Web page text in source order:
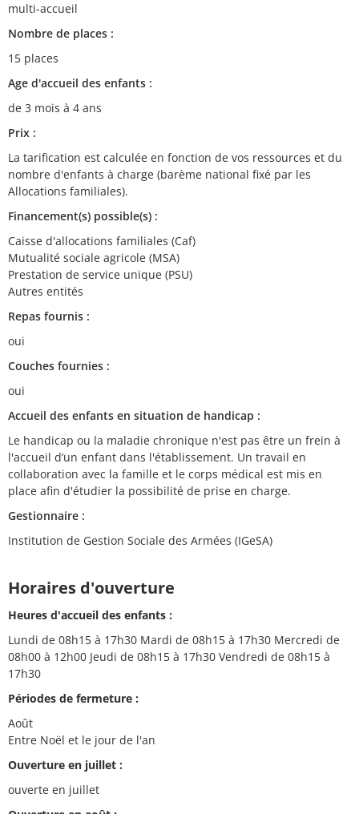
multi-accueil
Nombre de places :
15 places
Age d'accueil des enfants :
de 3 mois à 4 ans
Prix :
La tarification est calculée en fonction de vos ressources et du
nombre d'enfants à charge (barème national fixé par les
Allocations familiales).
Financement(s) possible(s) :
Caisse d'allocations familiales (Caf)
Mutualité sociale agricole (MSA)
Prestation de service unique (PSU)
Autres entités
Repas fournis :
oui
Couches fournies :
oui
Accueil des enfants en situation de handicap :
Le handicap ou la maladie chronique n'est pas être un frein à
l'accueil d’un enfant dans l'établissement. Un travail en
collaboration avec la famille et le corps médical est mis en
place afin d'étudier la possibilité de prise en charge.
Gestionnaire :
Institution de Gestion Sociale des Armées (IGeSA)
Horaires d'ouverture
Heures d'accueil des enfants :
Lundi de 08h15 à 17h30 Mardi de 08h15 à 17h30 Mercredi de
08h00 à 12h00 Jeudi de 08h15 à 17h30 Vendredi de 08h15 à
17h30
Périodes de fermeture :
Août
Entre Noël et le jour de l'an
Ouverture en juillet :
ouverte en juillet